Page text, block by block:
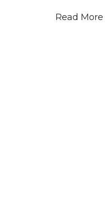
Read More